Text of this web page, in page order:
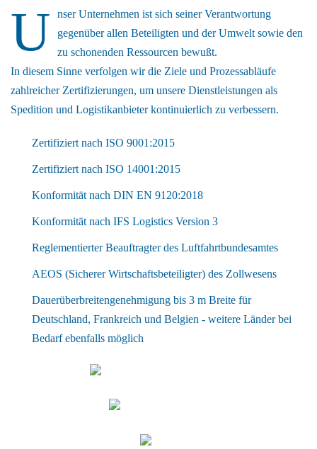
U
nser Unternehmen ist sich seiner Verantwortung
gegenüber allen Beteiligten und der Umwelt sowie den
zu schonenden Ressourcen bewußt.
In diesem Sinne verfolgen wir die Ziele und Prozessabläufe
zahlreicher Zertifizierungen, um unsere Dienstleistungen als
Spedition und Logistikanbieter kontinuierlich zu verbessern.
Zertifiziert nach ISO 9001:2015
Zertifiziert nach ISO 14001:2015
Konformität nach DIN EN 9120:2018
Konformität nach IFS Logistics Version 3
Reglementierter Beauftragter des Luftfahrtbundesamtes
AEOS (Sicherer Wirtschaftsbeteiligter) des Zollwesens
Dauerüberbreitengenehmigung bis 3 m Breite für
Deutschland, Frankreich und Belgien - weitere Länder bei
Bedarf ebenfalls möglich